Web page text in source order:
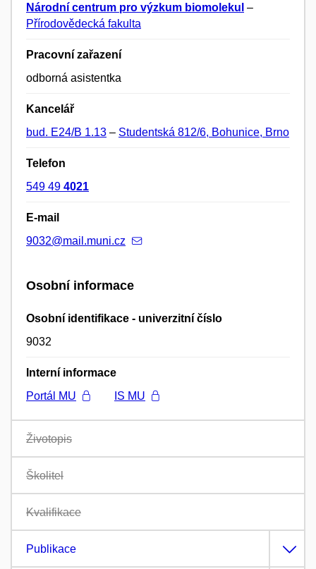
Národní centrum pro výzkum biomolekul –
Přírodovědecká fakulta
Pracovní zařazení
odborná asistentka
Kancelář
bud. E24/B 1.13 – Studentská 812/6, Bohunice, Brno
Telefon
549 49 4021
E-mail
9032@mail.muni.cz
Osobní informace
Osobní identifikace - univerzitní číslo
9032
Interní informace
Portál MU
IS MU
Životopis
Školitel
Kvalifikace
Publikace